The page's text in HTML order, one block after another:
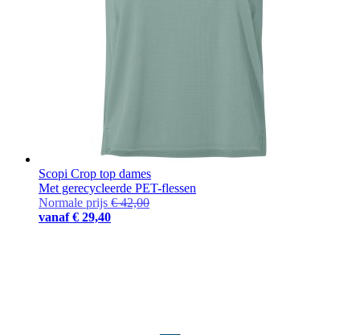
Scopi Crop top dames
Met gerecycleerde PET-flessen
Normale prijs € 42,00
vanaf € 29,40